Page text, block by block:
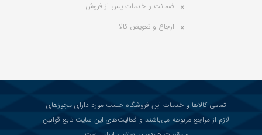
ضمانت و خدمات پس از فروش
ارجاع و تعویض کالا
تمامی کالاها و خدمات این فروشگاه حسب مورد دارای مجوزهای
لازم از مراجع مربوطه می‌باشند و فعالیت‌های این سایت تابع قوانین